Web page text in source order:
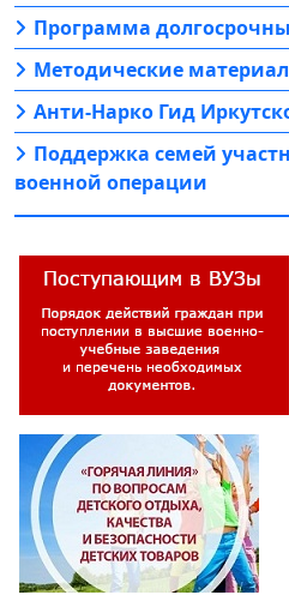
Программа
Методические
Анти-Нарко Гид
Поддержка семей
военной операции